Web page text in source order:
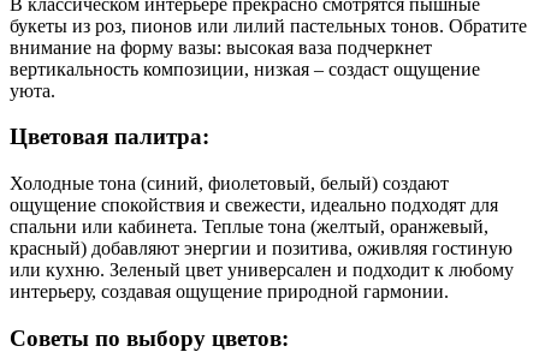
букеты из роз, пионов или лилий пастельных тонов. Обратите
внимание на форму вазы: высокая ваза подчеркнет
вертикальность композиции, низкая – создаст ощущение
уюта.
Цветовая палитра:
Холодные тона (синий, фиолетовый, белый) создают
ощущение спокойствия и свежести, идеально подходят для
спальни или кабинета. Теплые тона (желтый, оранжевый,
красный) добавляют энергии и позитива, оживляя гостиную
или кухню. Зеленый цвет универсален и подходит к любому
интерьеру, создавая ощущение природной гармонии.
Советы по выбору цветов: